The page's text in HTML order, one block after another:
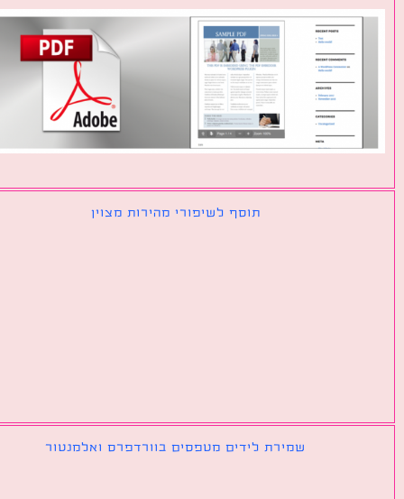
תוסף לשיפורי מהירות מצוין
שמירת לידים מטפסים בוורדפרס ואלמנטור